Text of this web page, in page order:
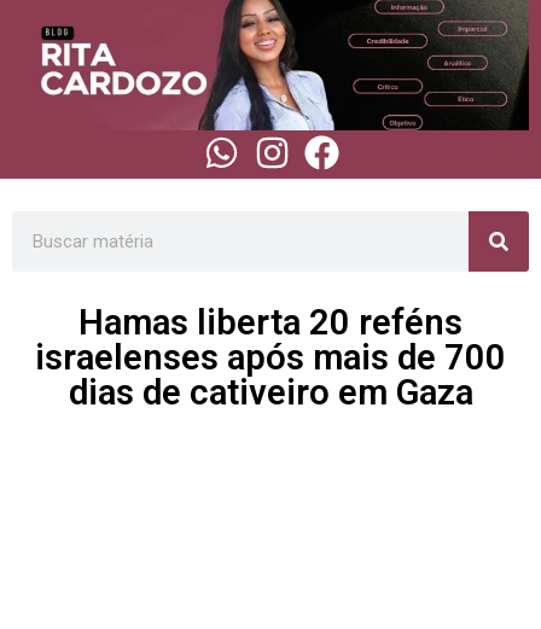
Hamas liberta 20 reféns
israelenses após mais de 700
dias de cativeiro em Gaza